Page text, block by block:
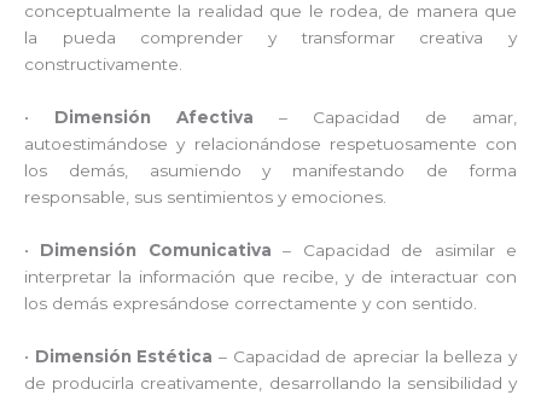
conceptualmente la realidad que le rodea, de manera que
la pueda comprender y transformar creativa y
constructivamente.
• Dimensión Afectiva – Capacidad de amar,
autoestimándose y relacionándose respetuosamente con
los demás, asumiendo y manifestando de forma
responsable, sus sentimientos y emociones.
• Dimensión Comunicativa – Capacidad de asimilar e
interpretar la información que recibe, y de interactuar con
los demás expresándose correctamente y con sentido.
• Dimensión Estética – Capacidad de apreciar la belleza y
de producirla creativamente, desarrollando la sensibilidad y